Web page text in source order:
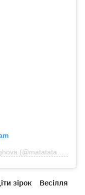
зірок Весілля